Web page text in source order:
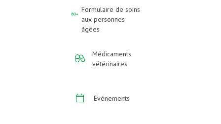
Formulaire de soins
aux personnes
âgées
Médicaments
vétérinaires
Événements